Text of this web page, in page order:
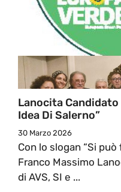
Lanocita Candidato
Idea Di Salerno”
30 Marzo 2026
Con lo slogan “Si può
Franco Massimo
di AVS, SI e ...